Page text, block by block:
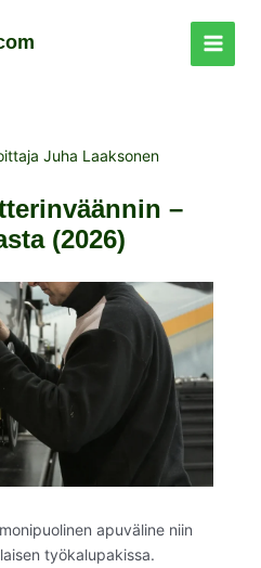
Juha Laaksonen
–
(2026)
apuväline niin
työkalupakissa.